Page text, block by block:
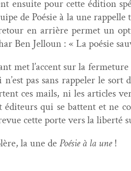
ensuite pour cette édi­tion
de Poésie à la une
en arrière per­met un
Ben Jel­loun : « La poésie
met l’accent sur la
pas sans rap­pel­er le
ces mails, ni les arti­cles
édi­teurs qui se bat­tent et
cette porte vers la lib­erté
la une dePoésie à la une!